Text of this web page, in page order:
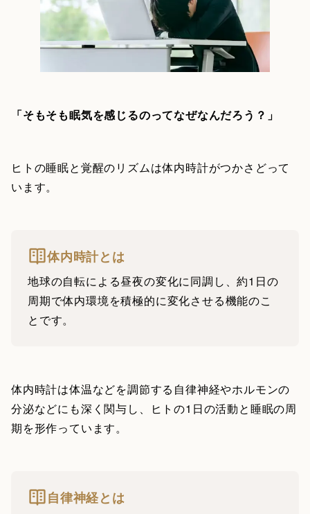
「そもそも眠気を感じるのってなぜなんだろう？」
ヒトの睡眠と覚醒のリズムは体内時計がつかさどって
います。
体内時計とは
地球の自転による昼夜の変化に同調し、約1日の
周期で体内環境を積極的に変化させる機能のこ
とです。
体内時計は体温などを調節する自律神経やホルモンの
分泌などにも深く関与し、ヒトの1日の活動と睡眠の周
期を形作っています。
自律神経とは